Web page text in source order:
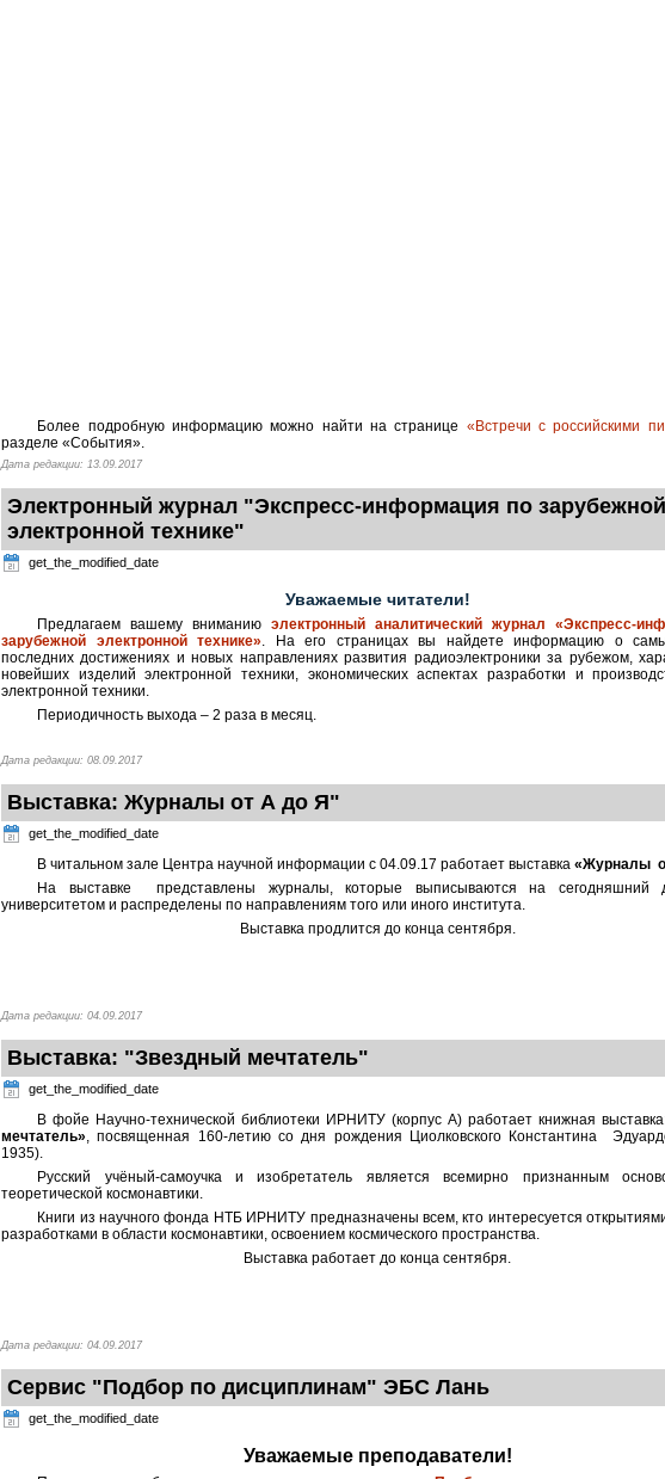
Более подробную информацию можно найти на странице «Встречи с российскими
разделе «События».
Дата редакции: 13.09.2017
Электронный журнал "Экспресс-информация по зарубежной
электронной технике"
get_the_modified_date
Уважаемые читатели!
Предлагаем вашему вниманиюэлектронный аналитический журнал «Экспресс-
зарубежной электронной технике». На его страницах вы найдете информацию о
последних достижениях и новых направлениях развития радиоэлектроники за рубежом,
новейших изделий электронной техники, экономических аспектах разработки и
электронной техники.
Периодичность выхода – 2 раза в месяц.
Дата редакции: 08.09.2017
Выставка: Журналы от А до Я"
get_the_modified_date
В читальном зале Центра научной информации с 04.09.17 работает выставка«Журналы
На выставке представлены журналы, которые выписываются на сегодняшний
университетом и распределены по направлениям того или иного института.
Выставка продлится до конца сентября.
Дата редакции: 04.09.2017
Выставка: "Звездный мечтатель"
get_the_modified_date
В фойе Научно-технической библиотеки ИРНИТУ (корпус А) работает книжная
мечтатель», посвященная 160-летию со дня рождения Циолковского Константина
1935).
Русский учёный-самоучка и изобретатель является всемирно признанным
теоретической космонавтики.
Книги из научного фонда НТБ ИРНИТУ предназначены всем, кто интересуется
разработками в области космонавтики, освоением космического пространства.
Выставка работает до конца сентября.
Дата редакции: 04.09.2017
Сервис "Подбор по дисциплинам" ЭБС Лань
get_the_modified_date
Уважаемые преподаватели!